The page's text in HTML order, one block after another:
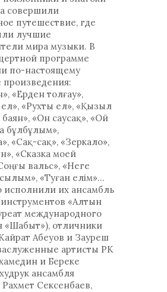
совершили
путешествие, где
лучшие
мира музыки. В
программе
по-настоящему
«Ерден толғау»,
«Рухты ел», «Қызыл
баян», «Он саусақ», «Ой
бұлбұлым»,
«Сақ-сақ», «Зеркало»,
«Сказка моей
вальс», «Неге
«Туған елім»…
исполнили их ансамбль
«Алтын
международного
«Шабыт»), отличники
Абеуов и Зауреш
артисты РК
и Береке
ансамбля
Рахмет Сексенбаев,